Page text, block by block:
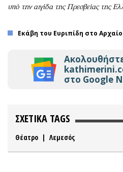
υπό την αιγίδα της Πρεσβείας της
Εκάβη του Ευριπίδη στο
στο Google
ΣΧΕΤΙΚΑ TAGS
Θέατρο | Λεμεσός